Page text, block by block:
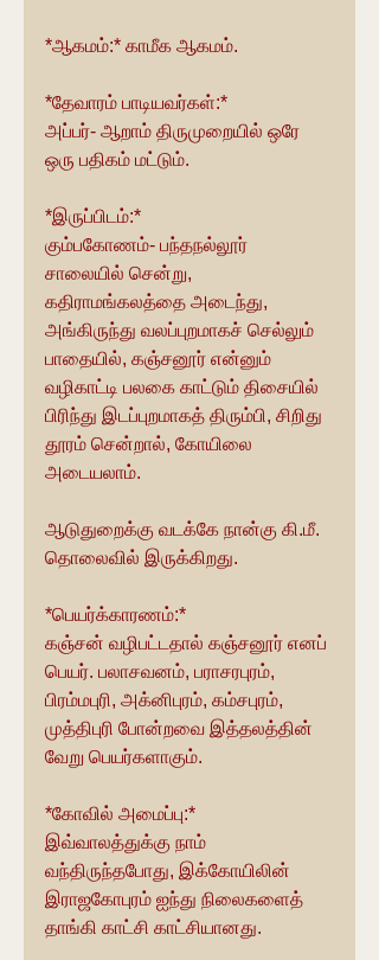
*ஆகமம்:* காமீக ஆகமம்.
*தேவாரம் பாடியவர்கள்:*
அப்பர்- ஆறாம் திருமுறையில் ஒரே
ஒரு பதிகம் மட்டும்.
*இருப்பிடம்:*
கும்பகோணம்- பந்தநல்லூர்
சாலையில் சென்று,
கதிராமங்கலத்தை அடைந்து,
அங்கிருந்து வலப்புறமாகச் செல்லும்
பாதையில், கஞ்சனூர் என்னும்
வழிகாட்டி பலகை காட்டும் திசையில்
பிரிந்து இடப்புறமாகத் திரும்பி, சிறிது
தூரம் சென்றால், கோயிலை
அடையலாம்.
ஆடுதுறைக்கு வடக்கே நான்கு கி.மீ.
தொலைவில் இருக்கிறது.
*பெயர்க்காரணம்:*
கஞ்சன் வழிபட்டதால் கஞ்சனூர் எனப்
பெயர். பலாசவனம், பராசரபுரம்,
பிரம்மபுரி, அக்னிபுரம், கம்சபுரம்,
முத்திபுரி போன்றவை இத்தலத்தின்
வேறு பெயர்களாகும்.
*கோவில் அமைப்பு:*
இவ்வாலத்துக்கு நாம்
வந்திருந்தபோது, இக்கோயிலின்
இராஜகோபுரம் ஐந்து நிலைகளைத்
தாங்கி காட்சி காட்சியானது.